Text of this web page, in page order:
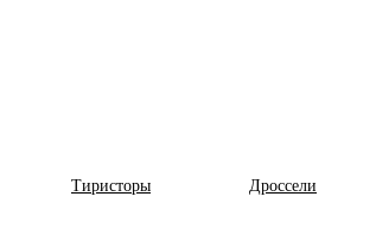
Тиристоры Дроссели